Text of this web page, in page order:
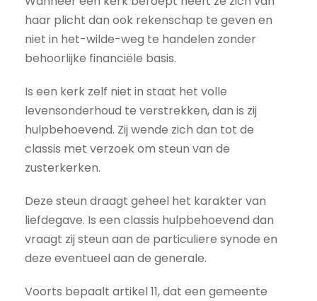
haar plicht dan ook rekenschap te geven en
niet in het-wilde-weg te handelen zonder
behoorlijke financiële basis.
Is een kerk zelf niet in staat het volle
levensonderhoud te verstrekken, dan is zij
hulpbehoevend. Zij wende zich dan tot de
classis met verzoek om steun van de
zusterkerken.
Deze steun draagt geheel het karakter van
liefdegave. Is een classis hulpbehoevend dan
vraagt zij steun aan de particuliere synode en
deze eventueel aan de generale.
Voorts bepaalt artikel 11, dat een gemeente